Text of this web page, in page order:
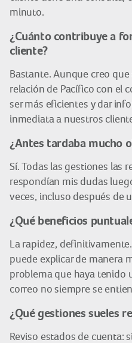
minuto.
¿Cuánto contribuye a
cliente?
Bastante. Aunque creo
relación de Pacífico con el
ser más eficientes y dar
inmediata a nuestros
¿Antes tardaba mucho
Sí. Todas las gestiones las
respondían mis dudas
veces, incluso después de
¿Qué beneficios
La rapidez,
puede explicar de manera
problema que haya tenido
correo no siempre se
¿Qué gestiones sueles
Reviso estados de cuenta: